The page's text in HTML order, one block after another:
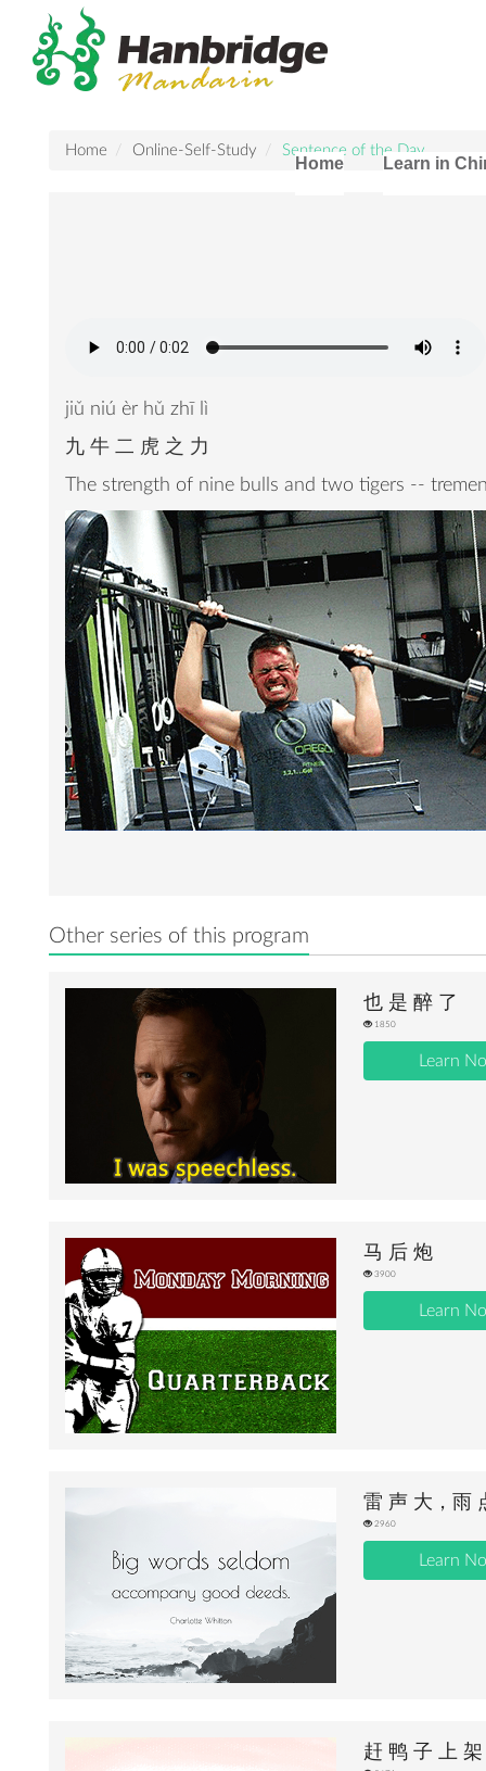
Home Learn in
Home Online-Self-Study Sentence of the Day
jiǔ niú èr hǔ zhī lì
九 牛 二 虎 之 力
The strength of nine bulls and two tigers --
Other series of this program
也 是 醉 了
1850
Learn
马 后 炮
3900
Learn
雷 声 大，雨
2960
Learn
赶 鸭 子 上 架